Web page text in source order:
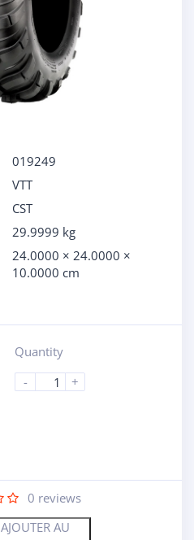
019249
VTT
CST
29.9999 kg
24.0000 × 24.0000 ×
10.0000 cm
Quantity
-
+
0 reviews
AJOUTER AU